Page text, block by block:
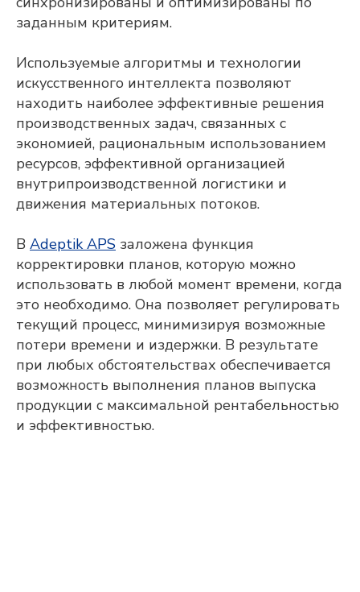
заданным критериям.
Используемые алгоритмы и технологии
искусственного интеллекта позволяют
находить наиболее эффективные решения
производственных задач, связанных с
экономией, рациональным использованием
ресурсов, эффективной организацией
внутрипроизводственной логистики и
движения материальных потоков.
В Adeptik APS заложена функция
корректировки планов, которую можно
использовать в любой момент времени, когда
это необходимо. Она позволяет регулировать
текущий процесс, минимизируя возможные
потери времени и издержки. В результате
при любых обстоятельствах обеспечивается
возможность выполнения планов выпуска
продукции с максимальной рентабельностью
и эффективностью.
ЭЛЕКТРОННАЯ ПОЧТА
КОНТАКТНЫЙ НОМЕР ТЕЛЕФОНА
НАЗВАНИЕ ПРЕДПРИЯТИЯ
ГОРОД
Я подтверждаю, что ознакомлен(а) и
соглашаюсь сполитикой в отношении
обработки персональных данных, а
и использование моих персональных
данныхи соглашаюсь
получатьрекламную рассылку
ОТПРАВИТЬ
Исследования и разработка осуществляются